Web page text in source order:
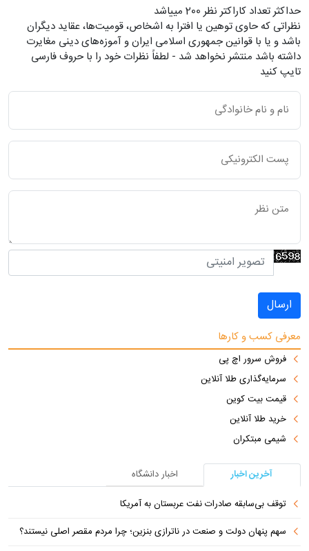
حداکثر تعداد کاراکتر نظر 200 ميياشد
نظراتی که حاوی توهین یا افترا به اشخاص، قومیت‌ها، عقاید دیگران
باشد و یا با قوانین جمهوری اسلامی ایران و آموزه‌های دینی مغایرت
داشته باشد منتشر نخواهد شد - لطفاً نظرات خود را با حروف فارسی
تایپ کنید
ارسال
معرفی کسب و کارها
فروش سرور اچ پی
سرمایه‌گذاری طلا آنلاین
قیمت بیت کوین
خرید طلا آنلاین
شیمی مبتکران
آخرین اخبار
اخبار دانشگاه
توقف بی‌سابقه صادرات نفت عربستان به آمریکا
سهم پنهان دولت و صنعت در ناترازی بنزین؛ چرا مردم مقصر اصلی نیستند؟